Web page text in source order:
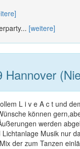
[weitere]
Hannover
L i v e A c t und
können
werden
Lichtanlage Musik nur
der zum Tanzen